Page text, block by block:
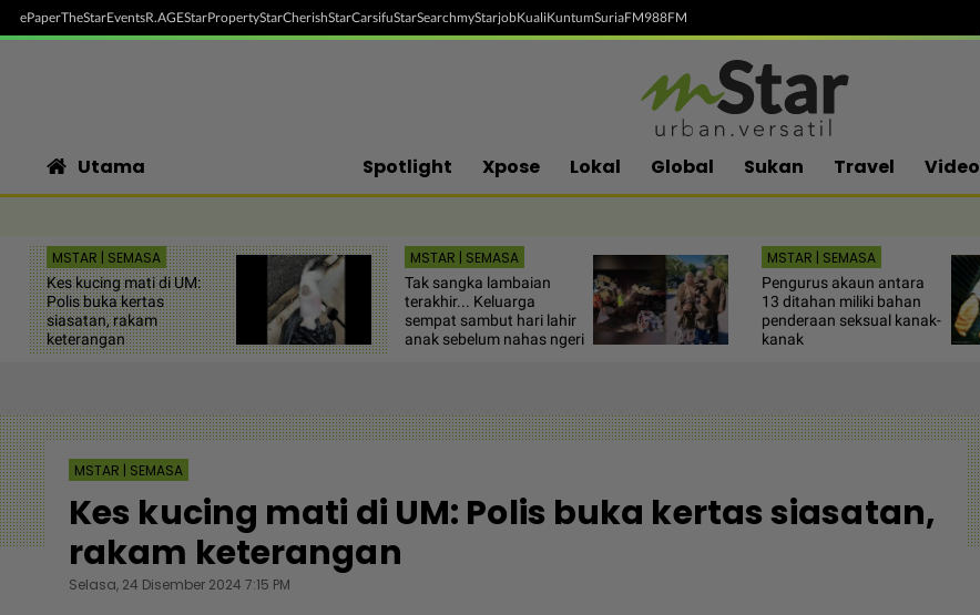
ePaperTheStarEventsR.AGEStarPropertyStarCherishStarCarsifuStarSearchmyStarjobKualiKuntumSuriaFM988FM
Utama Spotlight Xpose Lokal Global Sukan Travel Video
MSTAR | SEMASA
Kes kucing mati di UM:
Polis buka kertas
siasatan, rakam
keterangan
MSTAR | SEMASA
Tak sangka lambaian
terakhir... Keluarga
sempat sambut hari lahir
anak sebelum nahas ngeri
MSTAR | SEMASA
Pengurus akaun antara
13 ditahan miliki bahan
penderaan seksual kanak-
kanak
MSTAR | SEMASA
Kes kucing mati di UM: Polis buka kertas siasatan,
rakam keterangan
Selasa, 24 Disember 2024 7:15 PM